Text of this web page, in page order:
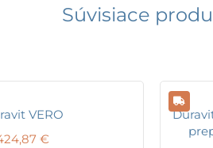
Súvisiace
VERO
€